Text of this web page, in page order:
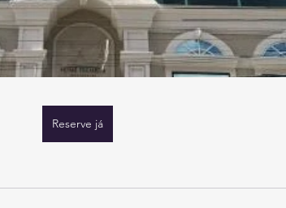
Reserve já